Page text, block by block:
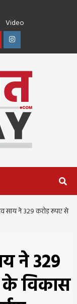
Video
Instagram
साय ने 329 करोड़ रूपए से
ने 329
विकास